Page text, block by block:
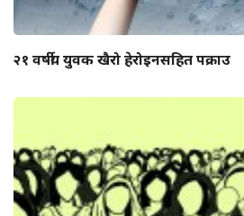
२१ वर्षीय युवक खैरो हेरोइनसहित पक्राउ